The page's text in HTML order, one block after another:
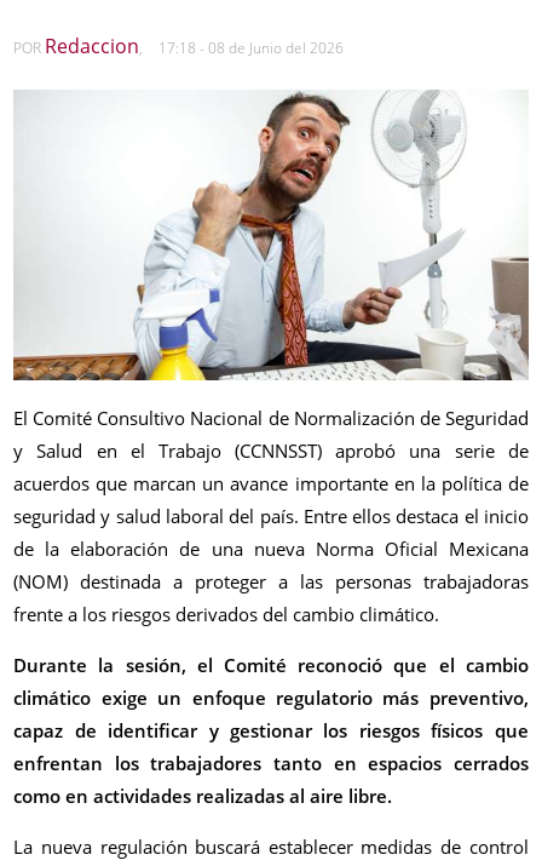
POR Redaccion, 17:18 - 08 de Junio del 2026
El Comité Consultivo Nacional de Normalización de Seguridad
y Salud en el Trabajo (CCNNSST) aprobó una serie de
acuerdos que marcan un avance importante en la política de
seguridad y salud laboral del país. Entre ellos destaca el inicio
de la elaboración de una nueva Norma Oficial Mexicana
(NOM) destinada a proteger a las personas trabajadoras
frente a los riesgos derivados del cambio climático.
Durante la sesión, el Comité reconoció que el cambio
climático exige un enfoque regulatorio más preventivo,
capaz de identificar y gestionar los riesgos físicos que
enfrentan los trabajadores tanto en espacios cerrados
como en actividades realizadas al aire libre.
La nueva regulación buscará establecer medidas de control